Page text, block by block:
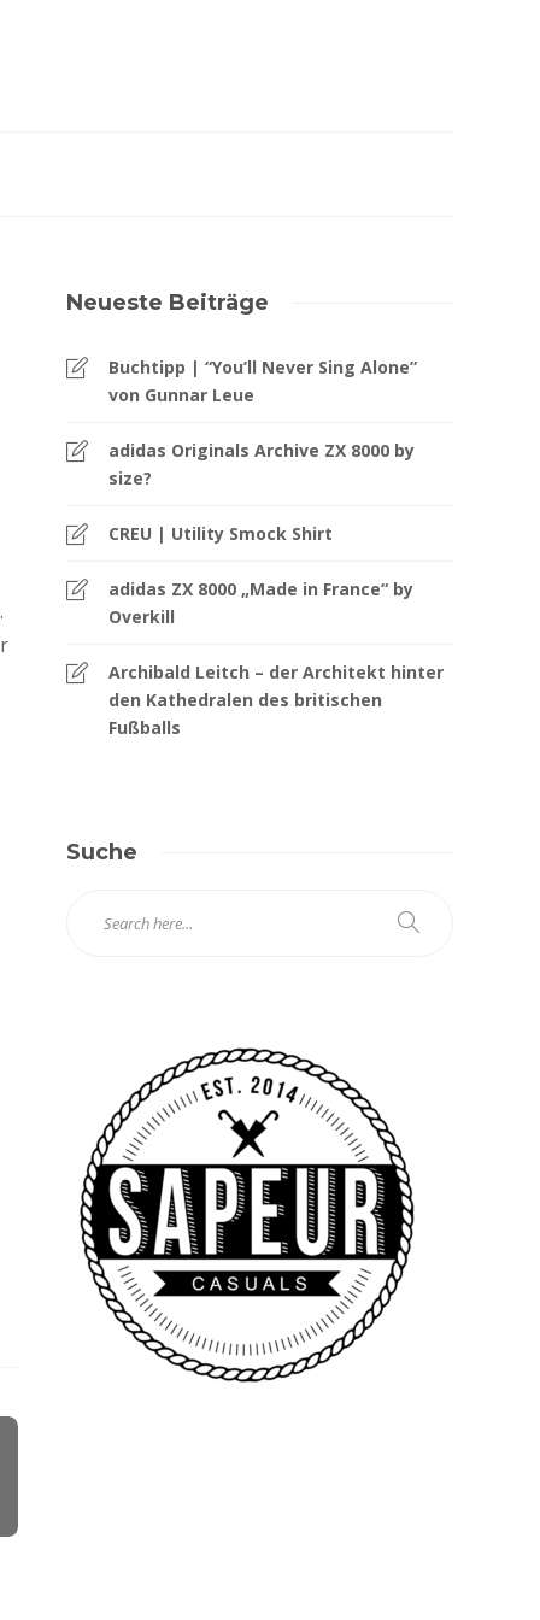
Neueste Beiträge
Buchtipp | “You’ll Never Sing Alone”
von Gunnar Leue
adidas Originals Archive ZX 8000 by
size?
CREU | Utility Smock Shirt
adidas ZX 8000 „Made in France“ by
Overkill
Archibald Leitch – der Architekt hinter
den Kathedralen des britischen
Fußballs
Suche